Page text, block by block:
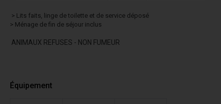
> Lits faits, linge de toilette et de service déposé
> Ménage de fin de séjour inclus
ANIMAUX REFUSES - NON FUMEUR
Équipement